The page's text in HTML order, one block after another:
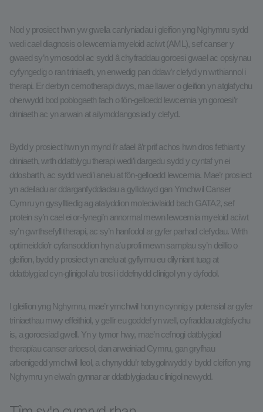
Nod y prosiect hwn yw gwella canlyniadau i gleifion yng Nghymru sydd
wedi cael diagnosis o lewcemia myeloid acíwt (AML), sef canser y
gwaed sy’n ymosodol ac sydd â chyfraddau goroesi gwael ac opsiynau
cyfyngedig o ran triniaeth, yn enwedig pan ddaw’r clefyd yn wrthiannol i
therapi. Er derbyn cemotherapi dwys, mae llawer o gleifion yn atglafychu
oherwydd bod poblogaeth fach o fôn-gelloedd lewcemia yn goroesi’r
driniaeth ac yn arwain at ailymddangosiad y clefyd.
Bydd y prosiect hwn yn mynd i’r afael â’r prif achos hwn dros fethiant y
driniaeth, wrth ddatblygu therapi wedi’i dargedu sydd y cyntaf yn ei
ddosbarth, ac sydd wedi’i anelu at fôn-gelloedd lewcemia. Mae’r prosiect
yn adeiladu ar ddarganfyddiadau a gyllidwyd gan Ymchwil Canser
Cymru yn gysylltiedig ag atalyddion moleciwlaidd bach GATA2, sef
protein sy’n cael ei or-fynegi’n annormal mewn lewcemia myeloid acíwt
sy’n gwrthsefyll therapi, ac sy’n hanfodol ar gyfer parhad clefydau. Wrth
optimeiddio’r cyfansoddion hyn a’u profi mewn samplau sy’n deillio o
gleifion, bydd y prosiect yn anelu at gyflymu eu dilyniant tuag at
ddatblygiad cyn-glinigol a’u trosi i ddefnydd clinigol yn y dyfodol.
I gleifion yng Nghymru, mae’r ymchwil hon yn cynnig y potensial ar gyfer
triniaethau mwy effeithiol, y gellir eu goddef yn well, cyfraddau atglafychu
is, a goroesiad gwell. Yn y tymor hwy, mae’n cefnogi datblygiad
therapïau canser arloesol, dan arweiniad Cymru, gan gryfhau
arbenigedd ymchwil lleol, a chynyddu’r tebygolrwydd y bydd cleifion yng
Nghymru yn elwa’n gynnar ar ddatblygiadau clinigol newydd.